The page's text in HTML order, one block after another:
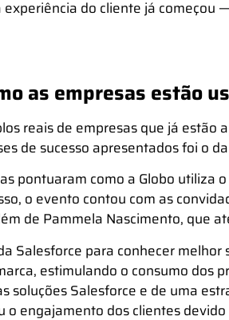
do cliente já começou
as empresas estão
reaisde empresas que já estão
de sucesso apresentados foi o
pontuaram como a Globo utiliza
o evento contou com as
de Pammela Nascimento, que
Salesforce para conhecer melhor
estimulando o consumo dos
soluções Salesforce e de uma
o engajamento dos clientes